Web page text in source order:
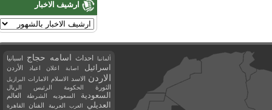
ارشيف الاخبار
ألمانيا احداث اسامه حجاج اسبانيا
اسرائيل اصابة اعلان اعياد الأردن
الاردن الاسد الاسلام الامارات البرازيل
الثورة الحكومة الرئيس الريال
السعودية السعوديه الشرطة العالم
العديلي العرب العربية الفنان القاهرة